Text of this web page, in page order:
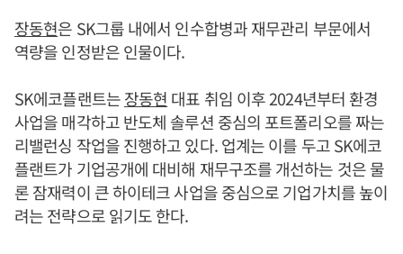
장동현은 SK그룹 내에서 인수합병과 재무관리 부문에서
역량을 인정받은 인물이다.
SK에코플랜트는장동현 대표 취임 이후 2024년부터 환경
사업을 매각하고 반도체 솔루션 중심의 포트폴리오를 짜는
리밸런싱 작업을 진행하고 있다. 업계는 이를 두고 SK에코
플랜트가 기업공개에 대비해 재무구조를 개선하는 것은 물
론 잠재력이 큰 하이테크 사업을 중심으로 기업가치를 높이
려는 전략으로 읽기도 한다.